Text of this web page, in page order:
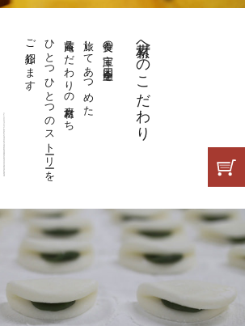
素材へのこだわり
美食の宝庫 四国全土を
旅してあつめた
茜庵こだわりの素材たち
ひとつひとつのストーリーを
ご紹介します。